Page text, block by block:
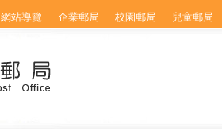
網站導覽 企業郵局 校園郵局 兒童郵局